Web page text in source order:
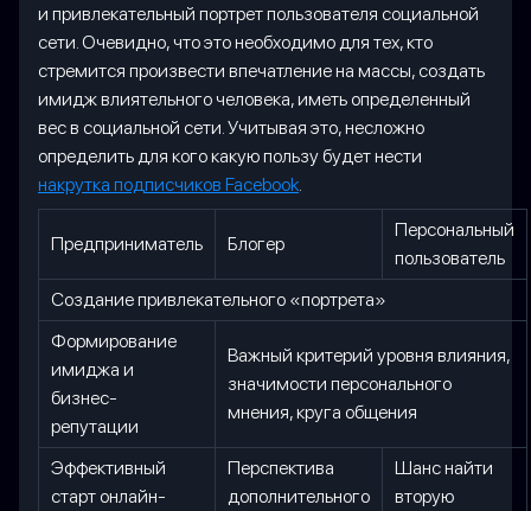
и привлекательный портрет пользователя социальной
сети. Очевидно, что это необходимо для тех, кто
стремится произвести впечатление на массы, создать
имидж влиятельного человека, иметь определенный
вес в социальной сети. Учитывая это, несложно
определить для кого какую пользу будет нести
накрутка подписчиков Facebook
Предприниматель Блогер
Персональный
пользователь
Создание привлекательного «портрета»
Формирование
имиджа и
бизнес-
репутации
Важный критерий уровня влияния,
значимости персонального
мнения, круга общения
Эффективный
старт онлайн-
Перспектива
дополнительного
Шанс найти
вторую